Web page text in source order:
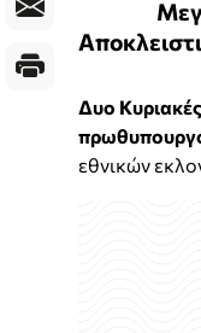
Δυο
εθνικών